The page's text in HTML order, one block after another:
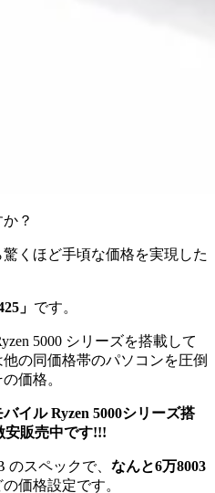
？
くほど手頃な価格を実現した
」 です。
5000 シリーズを搭載して
の同価格帯のパソコンを圧倒
価格。
イル Ryzen 5000シリーズ搭
安販売中です!!!
のスペックで、 なんと6万8003
価格設定です。